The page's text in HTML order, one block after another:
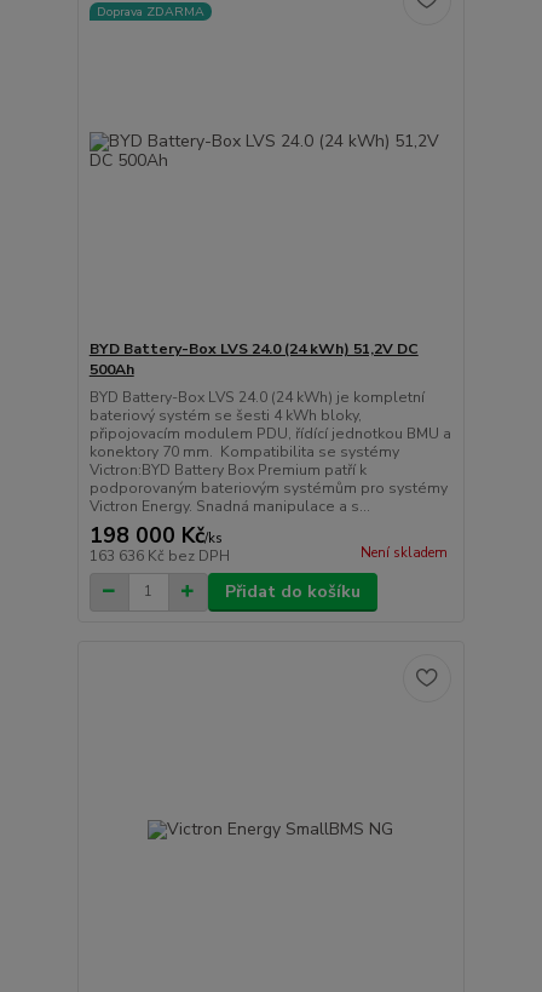
Doprava ZDARMA
BYD Battery-Box LVS 24.0 (24 kWh) 51,2V DC
500Ah
BYD Battery-Box LVS 24.0 (24 kWh) je kompletní
bateriový systém se šesti 4 kWh bloky,
připojovacím modulem PDU, řídící jednotkou BMU a
konektory 70 mm. Kompatibilita se systémy
Victron:BYD Battery Box Premium patří k
podporovaným bateriovým systémům pro systémy
Victron Energy. Snadná manipulace a s...
198 000 Kč/ks
163 636 Kč bez DPH Není skladem
Přidat do košíku